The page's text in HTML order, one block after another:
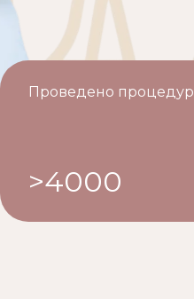
Проведено процедур
>4000